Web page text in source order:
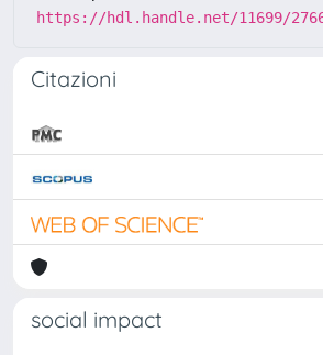
https://hdl.handle.net/11699/
Citazioni
social impact